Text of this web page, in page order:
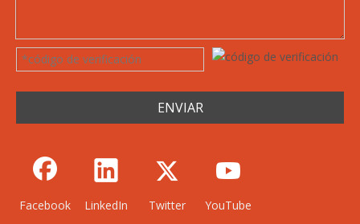
ENVIAR
Facebook LinkedIn Twitter YouTube